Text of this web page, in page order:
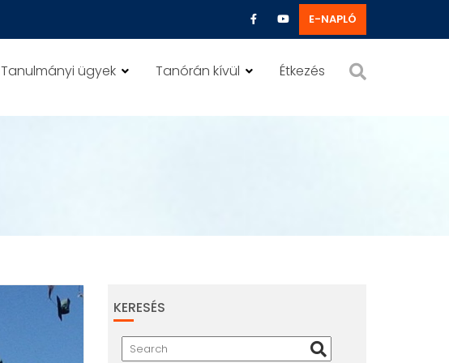
E-NAPLÓ
Tanulmányi ügyek Tanórán kívül Étkezés
KERESÉS